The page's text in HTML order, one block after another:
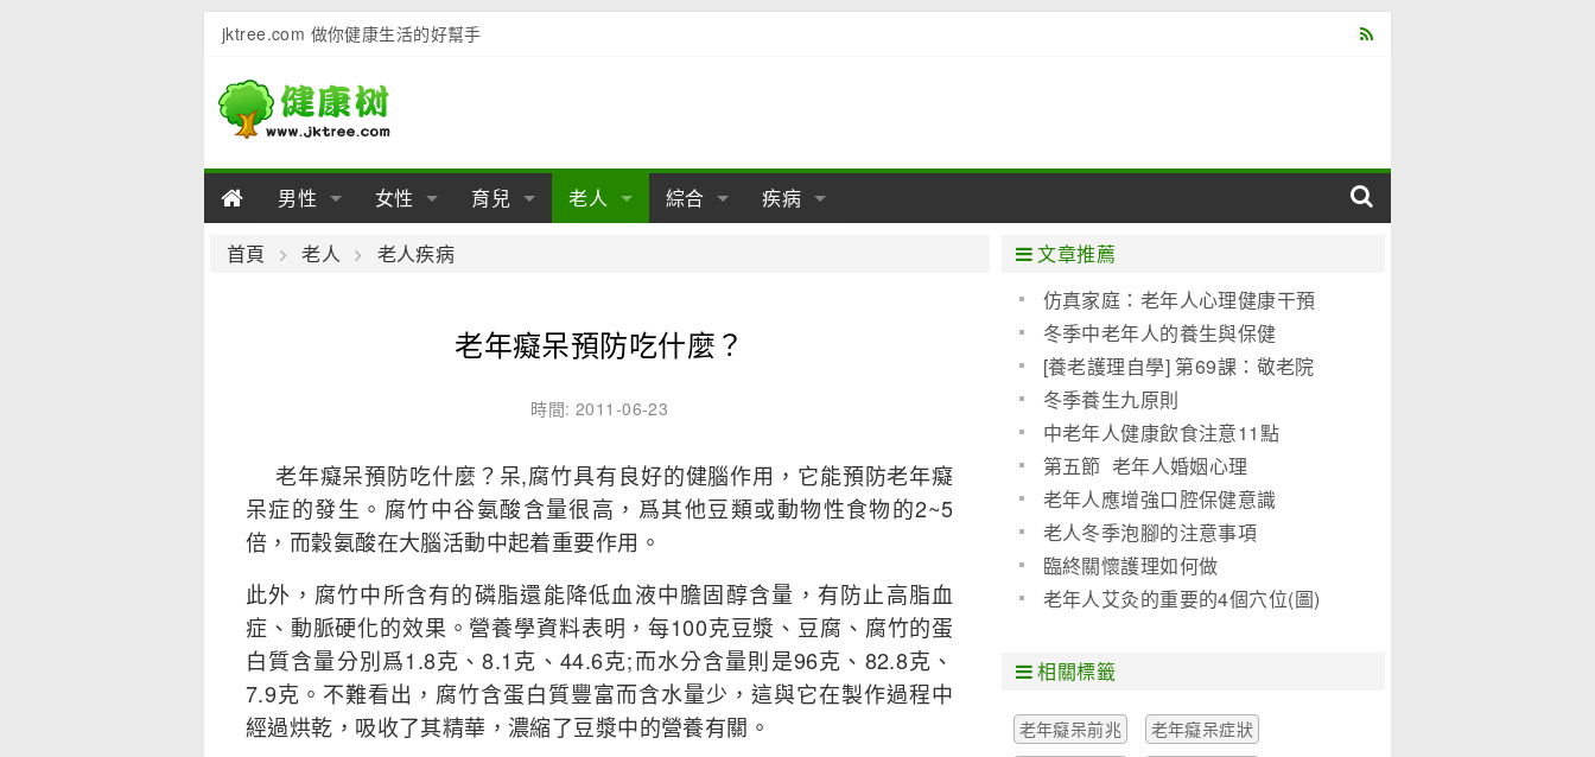
jktree.com 做你健康生活的好幫手
男性
男性陽痿
男性早泄
男性用品 男性疾病
女性
女性乳房
女性生理 女性疾病
育兒
幼兒期
學前期 母嬰用品
老人
老人用品
老人護理
綜合
亞健康
疾病
肝病
泌尿科
心血管
口腔科
內科
首頁 老人 老人疾病
老年癡呆預防吃什麼？
時間: 2011-06-23
老年癡呆預防吃什麼？呆,腐竹具有良好的健腦作用，它能預防老年癡
呆症的發生。腐竹中谷氨酸含量很高，爲其他豆類或動物性食物的2~5
倍，而穀氨酸在大腦活動中起着重要作用。
此外，腐竹中所含有的磷脂還能降低血液中膽固醇含量，有防止高脂血
症、動脈硬化的效果。營養學資料表明，每100克豆漿、豆腐、腐竹的蛋
白質含量分別爲1.8克、8.1克、44.6克;而水分含量則是96克、82.8克、
7.9克。不難看出，腐竹含蛋白質豐富而含水量少，這與它在製作過程中
經過烘乾，吸收了其精華，濃縮了豆漿中的營養有關。
文章推薦
仿真家庭：老年人心理健康干預
新模式
冬季中老年人的養生與保健
[養老護理自學] 第69課：敬老院
分級護理標準
冬季養生九原則
中老年人健康飲食注意11點
第五節 老年人婚姻心理
老年人應增強口腔保健意識
老人冬季泡腳的注意事項
臨終關懷護理如何做
老年人艾灸的重要的4個穴位(圖)
相關標籤
老年癡呆前兆
老年癡呆症狀